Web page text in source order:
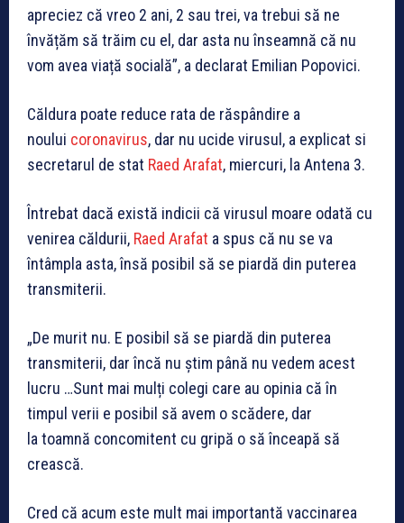
apreciez că vreo 2 ani, 2 sau trei, va trebui să ne
învățăm să trăim cu el, dar asta nu înseamnă că nu
vom avea viață socială”, a declarat Emilian Popovici.
Căldura poate reduce rata de răspândire a
noului coronavirus, dar nu ucide virusul, a explicat si
secretarul de stat Raed Arafat, miercuri, la Antena 3.
Întrebat dacă există indicii că virusul moare odată cu
venirea căldurii, Raed Arafat a spus că nu se va
întâmpla asta, însă posibil să se piardă din puterea
transmiterii.
„De murit nu. E posibil să se piardă din puterea
transmiterii, dar încă nu știm până nu vedem acest
lucru …Sunt mai mulți colegi care au opinia că în
timpul verii e posibil să avem o scădere, dar
la toamnă concomitent cu gripă o să înceapă să
crească.
Cred că acum este mult mai importantă vaccinarea